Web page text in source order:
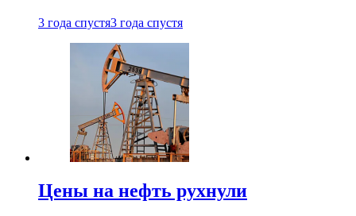
3 года спустя3 года спустя
Цены на нефть рухнули